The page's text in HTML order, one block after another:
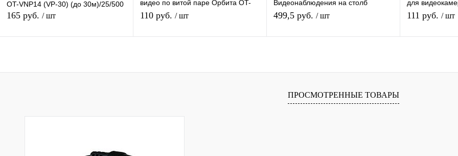
OT-VNP14 (VP-30) (до 30м)/25/500
165 руб. / шт
видео по витой паре Орбита OT-
VNP23(203) штекер BNC - под винт
110 руб. / шт
Видеонаблюдения на столб
универсальная MalkaTech PV1
499,5 руб. / шт
В избранное В наличии
для
Разветвитель
111 руб. / шт
ПРОСМОТРЕННЫЕ ТОВАРЫ